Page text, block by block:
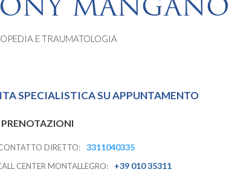
E TRAUMATOLOGIA
SPECIALISTICA SU APPUNTAMENTO
PRENOTAZIONI
DIRETTO: 3311040335
CENTER MONTALLEGRO: +39 010 35311